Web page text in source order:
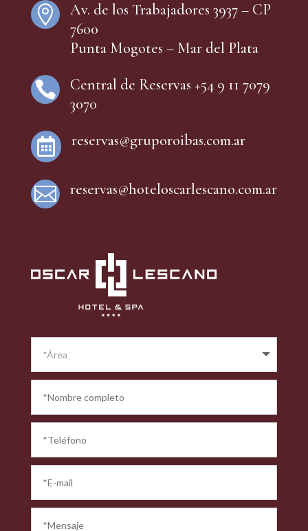

Av. de los Trabajadores 3937 – CP
7600
Punta Mogotes – Mar del Plata

Central de Reservas +54 9 11 7079
3070
 reservas@gruporoibas.com.ar
 reservas@hoteloscarlescano.com.ar